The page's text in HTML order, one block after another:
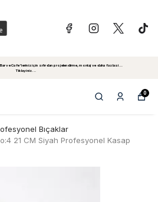
ve Cafe'leriniz için sıfırdan projelendirme, montaj ve daha fazlasi...
Tiklayiniz...
0
Bıçaklar
21 CM Siyah Profesyonel Kasap